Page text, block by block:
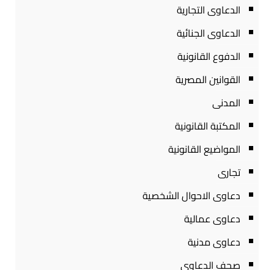
الدعاوى التجارية
الدعاوى الجنائية
الدفوع القانونية
القوانين المصرية
المدنى
المكتبة القانونية
المواضيع القانونية
تجارى
دعاوى الاحوال الشخصية
دعاوى عمالية
دعاوى مدنية
صحف الدعاوى